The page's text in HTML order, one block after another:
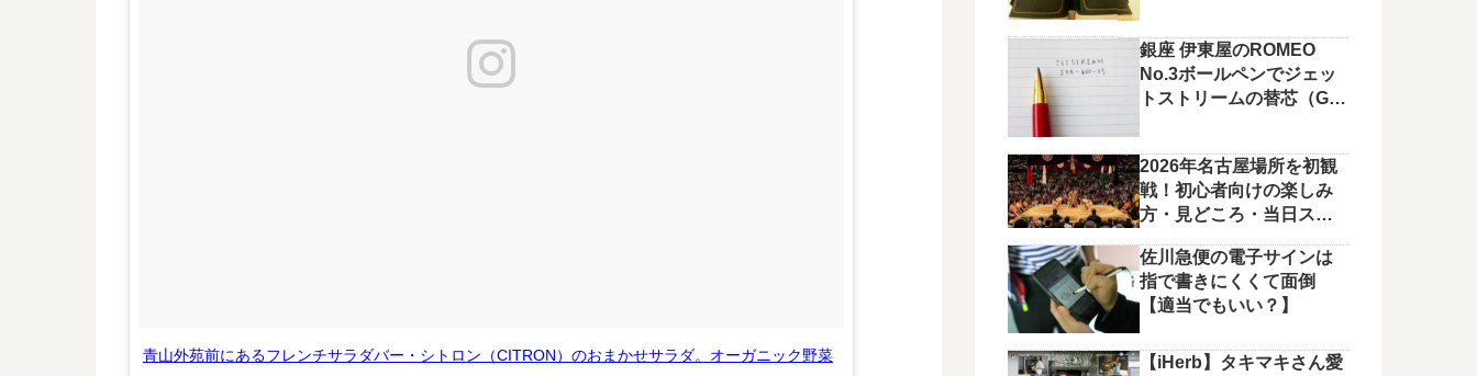
青山外苑前にあるフレンチサラダバー・シトロン（CITRON）のおまかせサラダ。オーガニック野菜
銀座 伊東屋のROMEO
No.3ボールペンでジェッ
トストリームの替芯（G2
2026年名古屋場所を初観
戦！初心者向けの楽しみ
方・見どころ・当日スケ
佐川急便の電子サインは
指で書きにくくて面倒
【適当でもいい？】
【iHerb】タキマキさん愛